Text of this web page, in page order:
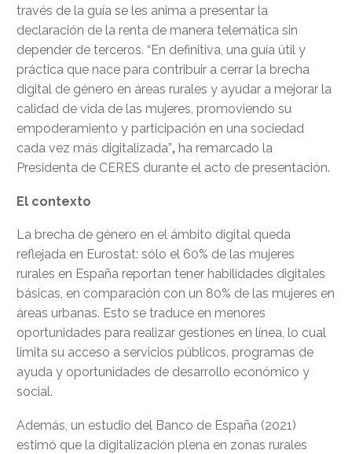
través de la guía se les anima a presentar la
declaración de la renta de manera telemática sin
depender de terceros. “En definitiva, una guía útil y
práctica que nace para contribuir a cerrar la brecha
digital de género en áreas rurales y ayudar a mejorar la
calidad de vida de las mujeres, promoviendo su
empoderamiento y participación en una sociedad
cada vez más digitalizada”, ha remarcado la
Presidenta de CERES durante el acto de presentación.
El contexto
La brecha de género en el ámbito digital queda
reflejada en Eurostat: sólo el 60% de las mujeres
rurales en España reportan tener habilidades digitales
básicas, en comparación con un 80% de las mujeres en
áreas urbanas. Esto se traduce en menores
oportunidades para realizar gestiones en línea, lo cual
limita su acceso a servicios públicos, programas de
ayuda y oportunidades de desarrollo económico y
social.
Además, un estudio del Banco de España (2021)
estimó que la digitalización plena en zonas rurales